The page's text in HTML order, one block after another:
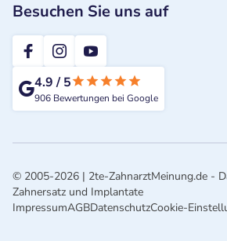
Besuchen Sie uns auf
2te-ZahnarztMeinung
4.9/5
906 Bewertungen bei Google
© 2005-2026 | 2te-ZahnarztMeinung.de -
Zahnersatz und Implantate
ImpressumAGBDatenschutzCookie-